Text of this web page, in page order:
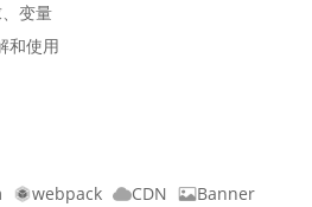
变量
和使用
webpack CDN Banner